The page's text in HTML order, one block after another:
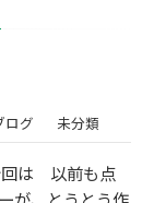
ログ 未分類
回は 以前も点
が、とうとう作